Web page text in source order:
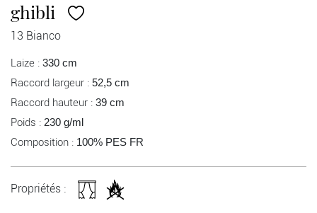
ghibli
13 Bianco
Laize : 330 cm
Raccord largeur : 52,5 cm
Raccord hauteur : 39 cm
Poids : 230 g/ml
Composition : 100% PES FR
Propriétés :